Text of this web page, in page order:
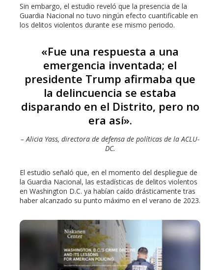
Sin embargo, el estudio reveló que la presencia de la
Guardia Nacional no tuvo ningún efecto cuantificable en
los delitos violentos durante ese mismo periodo.
«Fue una respuesta a una
emergencia inventada; el
presidente Trump afirmaba que
la delincuencia se estaba
disparando en el Distrito, pero no
era así».
– Alicia Yass, directora de defensa de políticas de la ACLU-
DC.
El estudio señaló que, en el momento del despliegue de
la Guardia Nacional, las estadísticas de delitos violentos
en Washington D.C. ya habían caído drásticamente tras
haber alcanzado su punto máximo en el verano de 2023.